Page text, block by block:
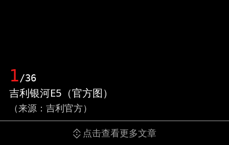
1/36
吉利银河E5（官方图）
（来源：吉利官方）
点击查看更多文章